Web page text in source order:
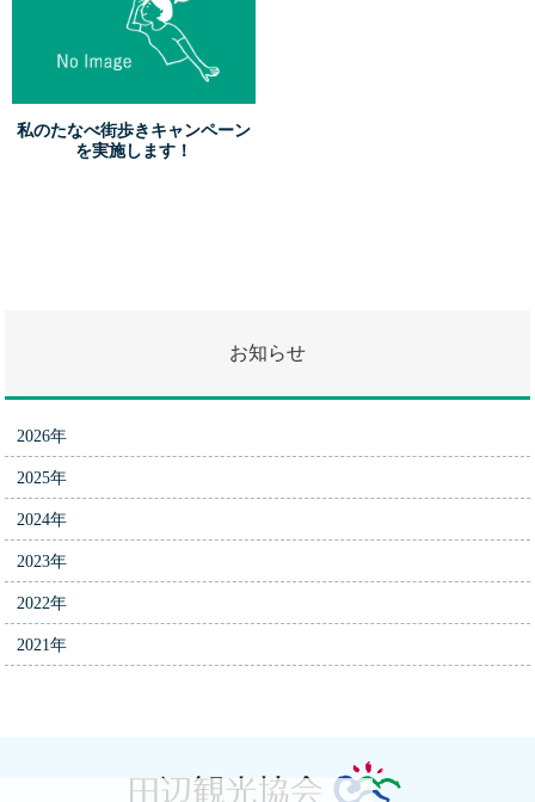
ョ
ン
私のたなべ街歩きキャンペーン
を実施します！
お知らせ
2026年
2025年
2024年
2023年
2022年
2021年